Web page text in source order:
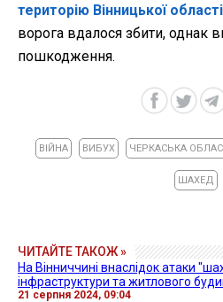
територію Вінницької
ворога вдалося збити, однак
пошкодження.
ВІЙНА ВИБУХ ЧЕРКАСЬКА
ШАХЕД
ЧИТАЙТЕ ТАКОЖ »
На Вінниччині внаслідок атаки
інфраструктури та житлового
21 серпня 2024, 09:04